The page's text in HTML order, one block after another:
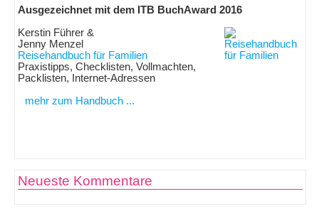
Ausgezeichnet mit dem ITB BuchAward 2016
Kerstin Führer &
Jenny Menzel
Reisehandbuch für Familien
Praxistipps, Checklisten, Vollmachten,
Packlisten, Internet-Adressen
mehr zum Handbuch ...
Neueste Kommentare